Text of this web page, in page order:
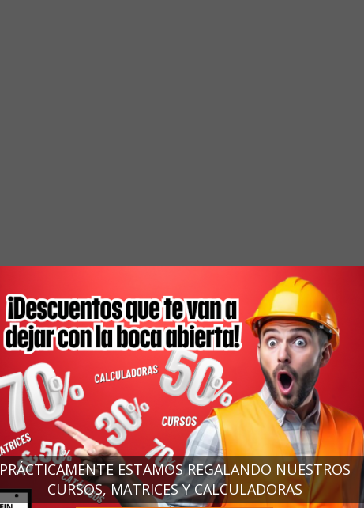
PRÁCTICAMENTE ESTAMOS REGALANDO NUESTROS
CURSOS, MATRICES Y CALCULADORAS